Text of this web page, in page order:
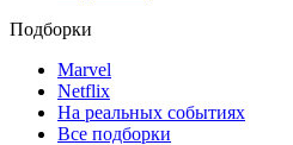
Подборки
Marvel
Netflix
На реальных событиях
Все подборки